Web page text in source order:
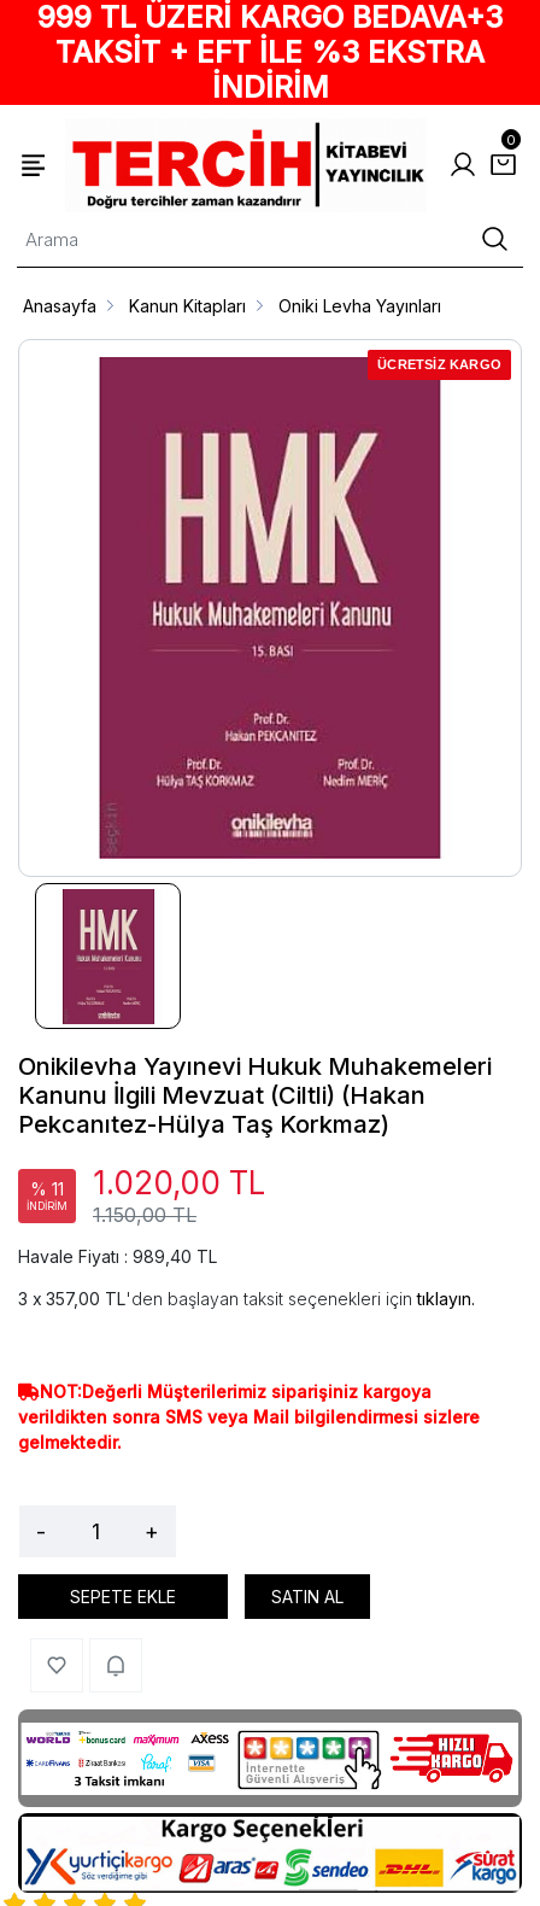
999 TL ÜZERİ KARGO BEDAVA+3
TAKSİT + EFT İLE %3 EKSTRA
İNDİRİM
0
Anasayfa Kanun Kitapları Oniki Levha Yayınları
ÜCRETSİZ KARGO
Onikilevha Yayınevi Hukuk Muhakemeleri
Kanunu İlgili Mevzuat (Ciltli) (Hakan
Pekcanıtez-Hülya Taş Korkmaz)
% 11
İNDİRİM 1.150,00 TL
1.020,00 TL
Havale Fiyatı : 989,40 TL
357,00 TL'den başlayan taksit seçenekleri içintıklayın.
NOT:Değerli Müşterilerimiz siparişiniz kargoya
verildikten sonra SMS veya Mail bilgilendirmesi sizlere
gelmektedir.
- +
SEPETE EKLE SATIN AL